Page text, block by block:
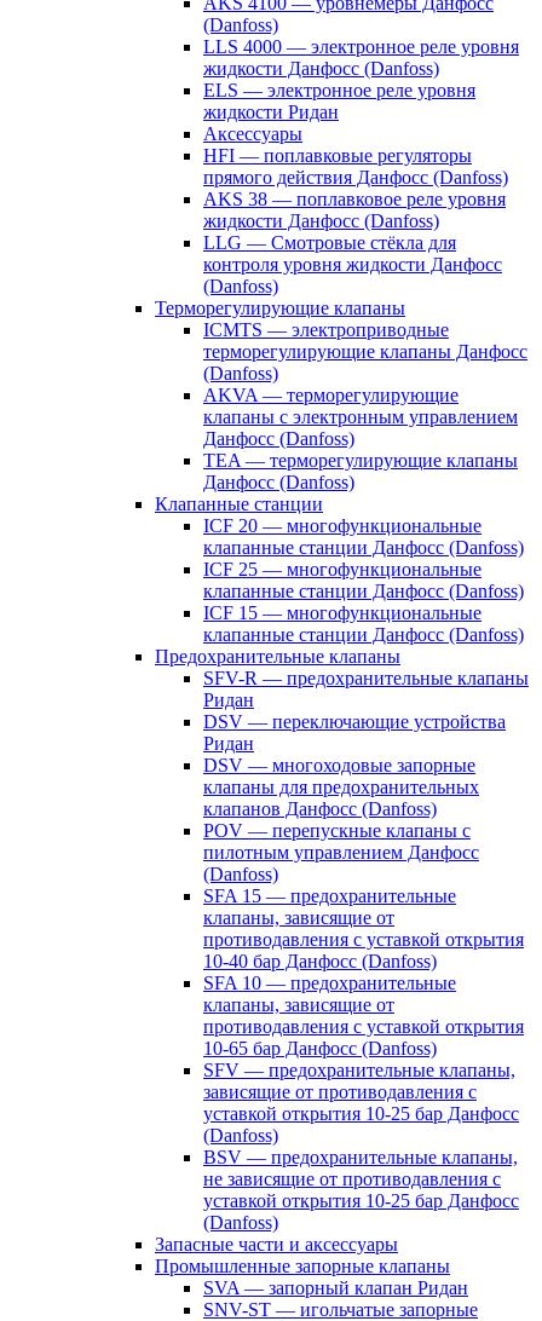
(Danfoss)
LLS 4000 — электронное реле уровня
жидкости Данфосс (Danfoss)
ELS — электронное реле уровня
жидкости Ридан
Аксессуары
HFI — поплавковые регуляторы
прямого действия Данфосс (Danfoss)
AKS 38 — поплавковое реле уровня
жидкости Данфосс (Danfoss)
LLG — Смотровые стёкла для
контроля уровня жидкости Данфосс
(Danfoss)
Терморегулирующие клапаны
ICMTS — электроприводные
терморегулирующие клапаны Данфосс
(Danfoss)
AKVA — терморегулирующие
клапаны с электронным управлением
Данфосс (Danfoss)
TEA — терморегулирующие клапаны
Данфосс (Danfoss)
Клапанные станции
ICF 20 — многофункциональные
клапанные станции Данфосс (Danfoss)
ICF 25 — многофункциональные
клапанные станции Данфосс (Danfoss)
ICF 15 — многофункциональные
клапанные станции Данфосс (Danfoss)
Предохранительные клапаны
SFV-R — предохранительные клапаны
Ридан
DSV — переключающие устройства
Ридан
DSV — многоходовые запорные
клапаны для предохранительных
клапанов Данфосс (Danfoss)
POV — перепускные клапаны с
пилотным управлением Данфосс
(Danfoss)
SFA 15 — предохранительные
клапаны, зависящие от
противодавления с уставкой открытия
10-40 бар Данфосс (Danfoss)
SFA 10 — предохранительные
клапаны, зависящие от
противодавления с уставкой открытия
10-65 бар Данфосс (Danfoss)
SFV — предохранительные клапаны,
зависящие от противодавления с
уставкой открытия 10-25 бар Данфосс
(Danfoss)
BSV — предохранительные клапаны,
не зависящие от противодавления с
уставкой открытия 10-25 бар Данфосс
(Danfoss)
Запасные части и аксессуары
Промышленные запорные клапаны
SVA — запорный клапан Ридан
SNV-ST — игольчатые запорные